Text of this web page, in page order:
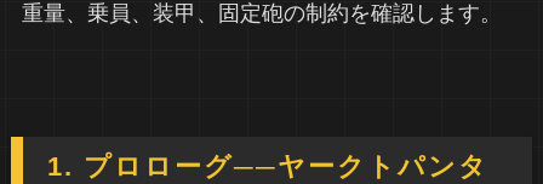
重量、乗員、装甲、固定砲の制約を確認します。
1. プロローグ──ヤークトパンタ